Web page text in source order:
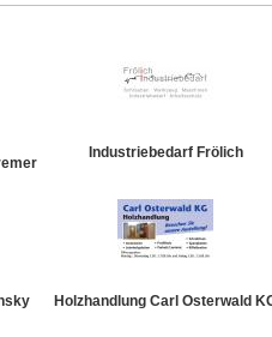
Industriebedarf Frölich
Holzhandlung Carl Osterwald